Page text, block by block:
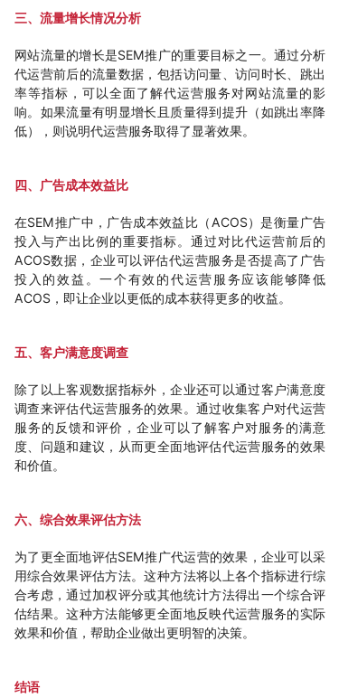
三、流量增长情况分析
网站流量的增长是SEM推广的重要目标之一。通过分析
代运营前后的流量数据，包括访问量、访问时长、跳出
率等指标，可以全面了解代运营服务对网站流量的影
响。如果流量有明显增长且质量得到提升（如跳出率降
低），则说明代运营服务取得了显著效果。
四、广告成本效益比
在SEM推广中，广告成本效益比（ACOS）是衡量广告
投入与产出比例的重要指标。通过对比代运营前后的
ACOS数据，企业可以评估代运营服务是否提高了广告
投入的效益。一个有效的代运营服务应该能够降低
ACOS，即让企业以更低的成本获得更多的收益。
五、客户满意度调查
除了以上客观数据指标外，企业还可以通过客户满意度
调查来评估代运营服务的效果。通过收集客户对代运营
服务的反馈和评价，企业可以了解客户对服务的满意
度、问题和建议，从而更全面地评估代运营服务的效果
和价值。
六、综合效果评估方法
为了更全面地评估SEM推广代运营的效果，企业可以采
用综合效果评估方法。这种方法将以上各个指标进行综
合考虑，通过加权评分或其他统计方法得出一个综合评
估结果。这种方法能够更全面地反映代运营服务的实际
效果和价值，帮助企业做出更明智的决策。
结语